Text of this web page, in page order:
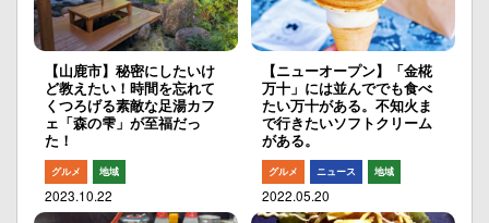
【山鹿市】秘密にしたいけ
ど教えたい！時間を忘れて
くつろげる素敵な足湯カフ
ェ「森の雫」が至福だっ
た！
グルメ 地域
2023.10.22
【ニューオープン】「金椛
万十」には並んででも食べ
たい万十がある。不知火ま
で行きたいソフトクリーム
がある。
グルメ ニュース 地域
2022.05.20